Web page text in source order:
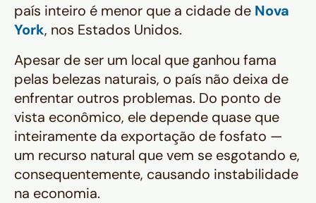
país inteiro é menor que a cidade de Nova
York, nos Estados Unidos.
Apesar de ser um local que ganhou fama
pelas belezas naturais, o país não deixa de
enfrentar outros problemas. Do ponto de
vista econômico, ele depende quase que
inteiramente da exportação de fosfato —
um recurso natural que vem se esgotando e,
consequentemente, causando instabilidade
na economia.